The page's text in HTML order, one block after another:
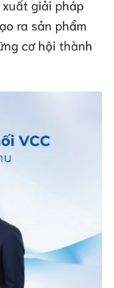
giải pháp
ra sản phẩm
cơ hội thành